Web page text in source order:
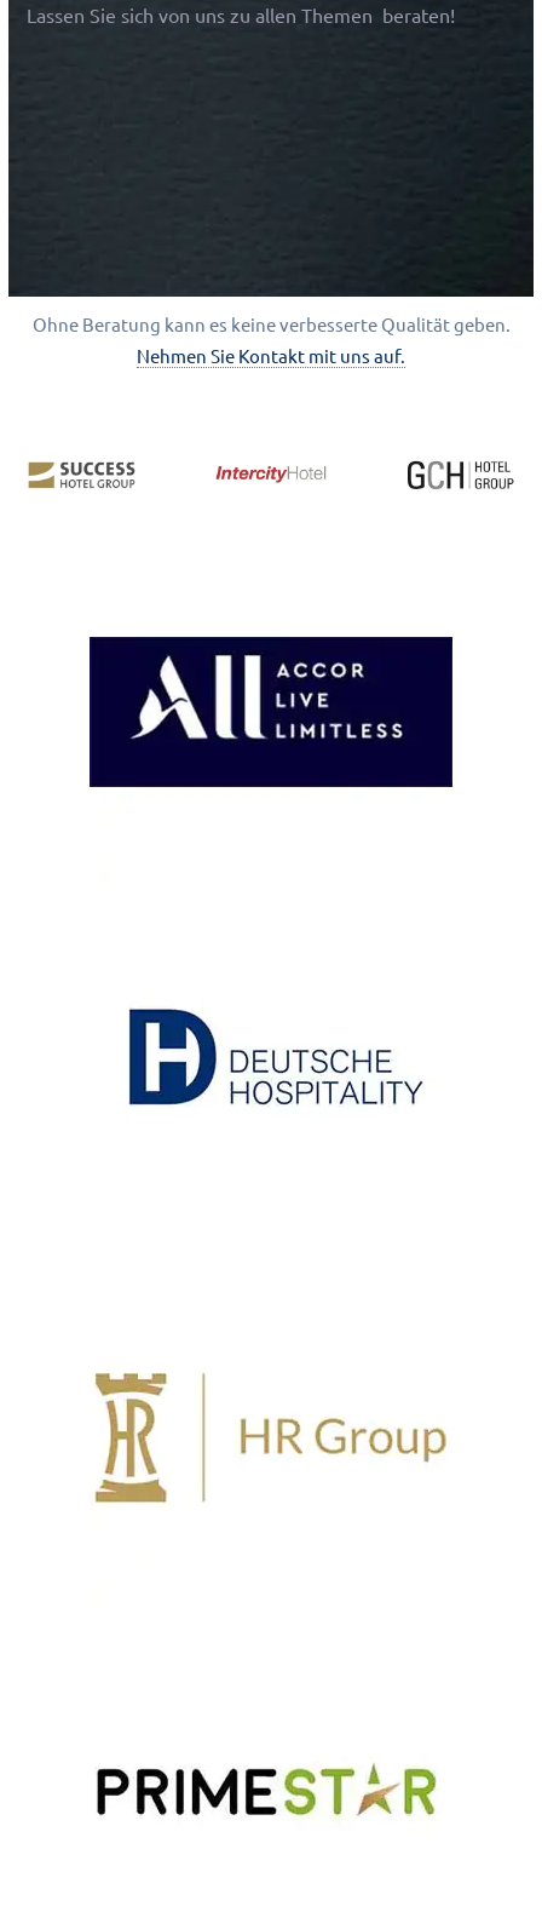
Lassen Sie sich von uns zu allen Themen beraten!
Ohne Beratung kann es keine verbesserte Qualität geben.
Nehmen Sie Kontakt mit uns auf.